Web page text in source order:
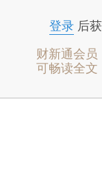
登录后获
财新通会员
可畅读全文